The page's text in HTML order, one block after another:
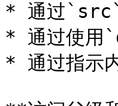
* 通过`src`
* 通过使用
* 通过指示